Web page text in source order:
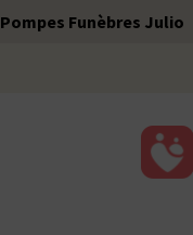
Pompes Funèbres Julio